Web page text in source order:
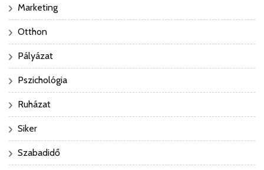
Marketing
Otthon
Pályázat
Pszichológia
Ruházat
Siker
Szabadidő